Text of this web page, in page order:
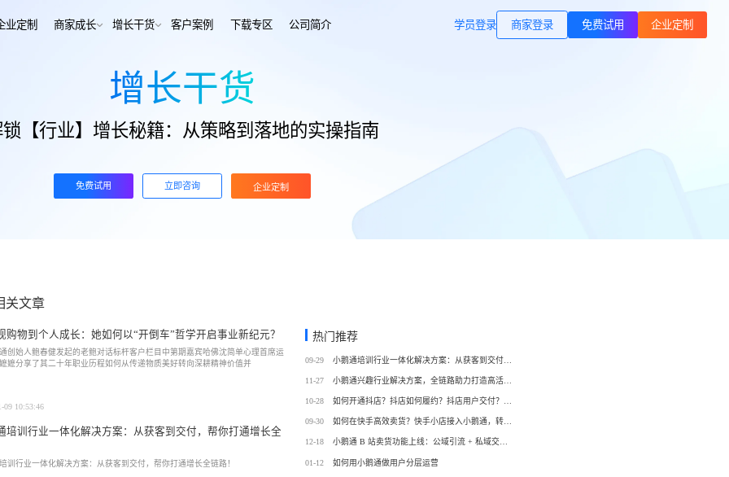
私域运营 交付履约
企业公转私、培训履约、私域销
城
景私域开店解决方案
ERP
针对私域运营的一站式供应链解决
方案
企业微信私域流量运营、用户管理
丝，高品质社群运营
企业培训系统，员工培训、考试全
场景解决方案
海外版 eLink
适配出海场景的全新产品，实现海
外经营闭环
方案
、AI+——12000+金融 培训机构私域销转一站式解决方案 打通B站等公域，获客、转化、交付
一站式解决方案
用户留存、复购裂变全
考培机构
考公考研、专升本、出国留学等一
域营销解决方案，提供
具
为政府机构、事业单位、央国企等
提供数字化解决方案 高效变现
私域电商系统，全链路私域增长解
决方案
餐饮行业
加盟培育、连锁门店管理、企业商
心理机构
企业定制 商家成长
行业报告
行业资讯
增长干货
老鲍对话标杆客户
增长干货
客户案例 公司简介 学员登录 商家登录
增长干货
【行业】增长秘籍：从策略到落地的实操指南
免费试用 立即咨询 企业定制
关文章
购物到个人成长：她如何以“开倒车”哲学开启事业新纪元？
创始人鲍春健发起的老鲍对话标杆客户栏目中第期嘉宾哈佛沈简单心理首席运
嬷分享了其二十年职业历程如何从传递物质美好转向深耕精神价值并
09 10:53:46
培训行业一体化解决方案：从获客到交付，帮你打通增长全
训行业一体化解决方案：从获客到交付，帮你打通增长全链路！
热门推荐
09-29
11-27
10-28
09-30
12-18 小鹅通 B 站卖货功能上线：公域引流 + 私域交付闭环，助力商家高效变现！
01-12 如何用小鹅通做用户分层运营